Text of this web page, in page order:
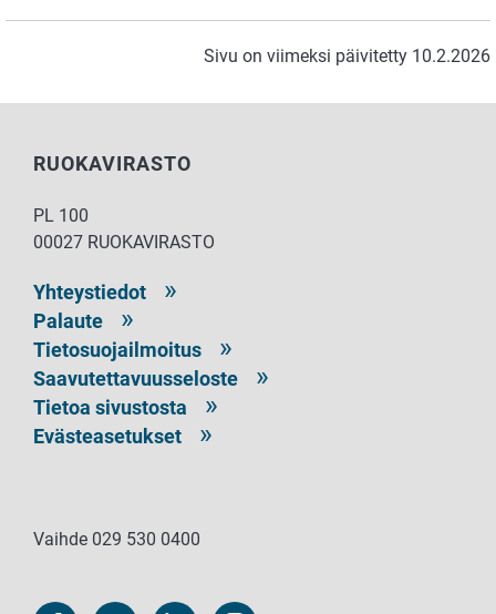
Sivu on viimeksi päivitetty 10.2.2026
RUOKAVIRASTO
PL 100
00027 RUOKAVIRASTO
Yhteystiedot
Palaute
Tietosuojailmoitus
Saavutettavuusseloste
Tietoa sivustosta
Evästeasetukset
Vaihde 029 530 0400